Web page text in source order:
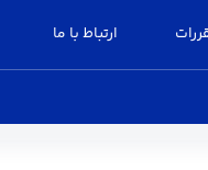
ارتباط با ما